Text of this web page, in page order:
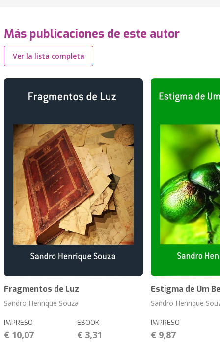
Más publicaciones de este autor
Ver la lista completa
Fragmentos de Luz
Sandro Henrique Souza
IMPRESO
€ 10,07
EBOOK
€ 3,31
Estigma de Um
Sandro Henrique
IMPRESO
€ 9,87